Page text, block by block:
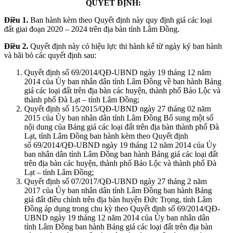
QUYẾT ĐỊNH:
Điều 1. Ban hành kèm theo Quyết định này quy định giá các loại
đất giai đoạn 2020 – 2024 trên địa bàn tỉnh Lâm Đồng.
Điều 2. Quyết định này có hiệu lực thi hành kể từ ngày ký ban hành
và bãi bỏ các quyết định sau:
Quyết định số 69/2014/QĐ-UBND ngày 19 tháng 12 năm
2014 của Ủy ban nhân dân tỉnh Lâm Đồng về ban hành Bảng
giá các loại đất trên địa bàn các huyện, thành phố Bảo Lộc và
thành phố Đà Lạt – tỉnh Lâm Đồng;
Quyết định số 15/2015/QĐ-UBND ngày 27 tháng 02 năm
2015 của Ủy ban nhân dân tỉnh Lâm Đồng Bổ sung một số
nội dung của Bảng giá các loại đất trên địa bàn thành phố Đà
Lạt, tỉnh Lâm Đồng ban hành kèm theo Quyết định
số 69/2014/QĐ-UBND ngày 19 tháng 12 năm 2014 của Ủy
ban nhân dân tỉnh Lâm Đồng ban hành Bảng giá các loại đất
trên địa bàn các huyện, thành phố Bảo Lộc và thành phố Đà
Lạt – tỉnh Lâm Đồng;
Quyết định số 07/2017/QĐ-UBND ngày 27 tháng 2 năm
2017 của Ủy ban nhân dân tỉnh Lâm Đồng ban hành Bảng
giá đất điều chỉnh trên địa bàn huyện Đức Trọng, tỉnh Lâm
Đồng áp dụng trong chu kỳ theo Quyết định số 69/2014/QĐ-
UBND ngày 19 tháng 12 năm 2014 của Ủy ban nhân dân
tỉnh Lâm Đồng ban hành Bảng giá các loại đất trên địa bàn